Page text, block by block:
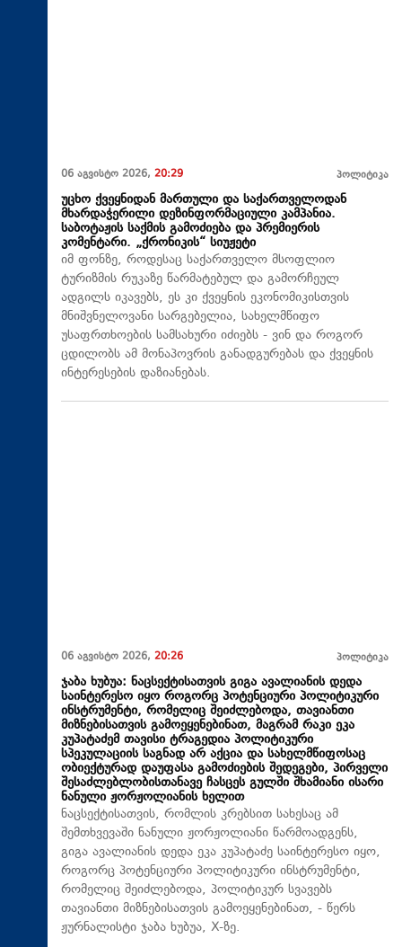
06 აგვისტო 2026, 20:29 პოლიტიკა
უცხო ქვეყნიდან მართული და საქართველოდან
მხარდაჭერილი დეზინფორმაციული კამპანია.
საბოტაჟის საქმის გამოძიება და პრემიერის
კომენტარი. „ქრონიკის“ სიუჟეტი
იმ ფონზე, როდესაც საქართველო მსოფლიო
ტურიზმის რუკაზე წარმატებულ და გამორჩეულ
ადგილს იკავებს, ეს კი ქვეყნის ეკონომიკისთვის
მნიშვნელოვანი სარგებელია, სახელმწიფო
უსაფრთხოების სამსახური იძიებს - ვინ და როგორ
ცდილობს ამ მონაპოვრის განადგურებას და ქვეყნის
ინტერესების დაზიანებას.
06 აგვისტო 2026, 20:26 პოლიტიკა
ჯაბა ხუბუა: ნაცსექტისათვის გიგა ავალიანის დედა
საინტერესო იყო როგორც პოტენციური პოლიტიკური
ინსტრუმენტი, რომელიც შეიძლებოდა, თავიანთი
მიზნებისათვის გამოეყენებინათ, მაგრამ რაკი ეკა
კუპატაძემ თავისი ტრაგედია პოლიტიკური
სპეკულაციის საგნად არ აქცია და სახელმწიფოსაც
ობიექტურად დაუფასა გამოძიების შედეგები, პირველი
შესაძლებლობისთანავე ჩასცეს გულში შხამიანი ისარი
ნანული ჟორჟოლიანის ხელით
ნაცსექტისათვის, რომლის კრებსით სახესაც ამ
შემთხვევაში ნანული ჟორჟოლიანი წარმოადგენს,
გიგა ავალიანის დედა ეკა კუპატაძე საინტერესო იყო,
როგორც პოტენციური პოლიტიკური ინსტრუმენტი,
რომელიც შეიძლებოდა, პოლიტიკურ სვავებს
თავიანთი მიზნებისათვის გამოეყენებინათ, - წერს
ჟურნალისტი ჯაბა ხუბუა, X-ზე.